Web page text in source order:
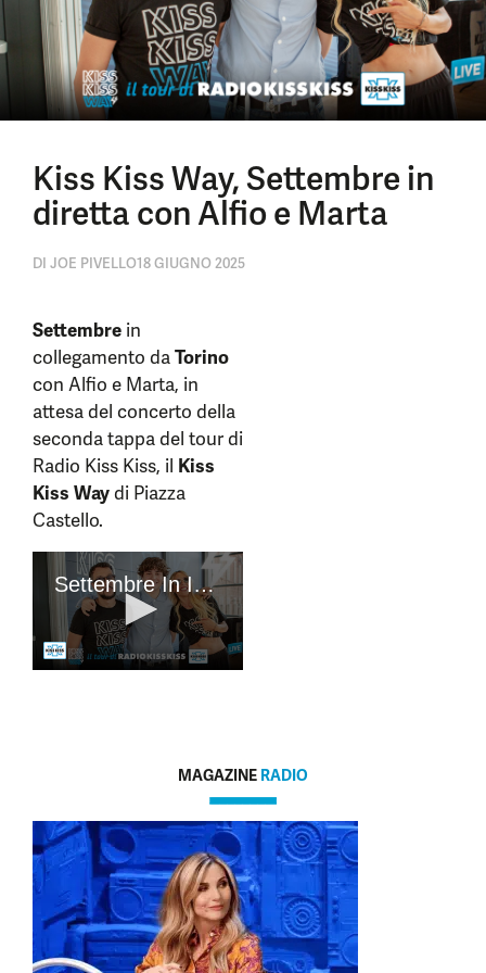
Kiss Kiss Way, Settembre in
diretta con Alfio e Marta
DI JOE PIVELLO18 GIUGNO 2025
Settembre in
collegamento daTorino
con Alfio e Marta, in
attesa del concerto della
seconda tappa del tour di
Radio Kiss Kiss, il Kiss
Kiss Waydi Piazza
Castello.
MAGAZINE RADIO